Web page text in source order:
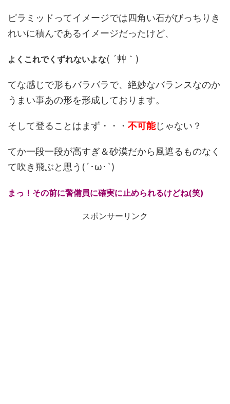
ピラミッドってイメージでは四角い石がびっちりき
れいに積んであるイメージだったけど、
よくこれでくずれないよな( ´艸｀)
てな感じで形もバラバラで、絶妙なバランスなのか
うまい事あの形を形成しております。
そして登ることはまず・・・ 不可能じゃない？
てか一段一段が高すぎ＆砂漠だから風遮るものなく
て吹き飛ぶと思う(´･ω･`)
まっ！その前に警備員に確実に止められるけどね(笑)
スポンサーリンク